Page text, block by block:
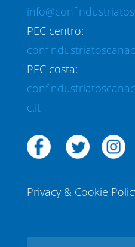
PEC centro:
PEC costa:
c.it
Privacy & Cookie